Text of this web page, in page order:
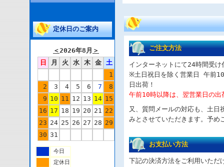
定休日のご案内
＜ 2026年8月 ＞
日
月 火 水 木 金
土
1
2
3 4 5 6 7
8
9 10 11 12 13 14 15
16 17 18 19 20 21
22
23 24 25 26 27 28 29
30 31
今日
定休日
ご注文方法
インターネットにて24時間受け
※土日祝日を除く営業日 午前
日出荷！
午前10時以降は、翌営業日の出
又、質問メールの対応も、土日
みとさせていただきます。予め
お支払い方法
下記の決済方法をご利用いただ